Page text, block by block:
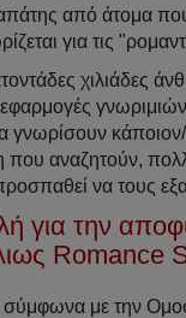
από άτομα που
για τις
χιλιάδες
εφαρμογές
γνωρίσουν
αναζητούν,
να τους
για την
Romance
με την